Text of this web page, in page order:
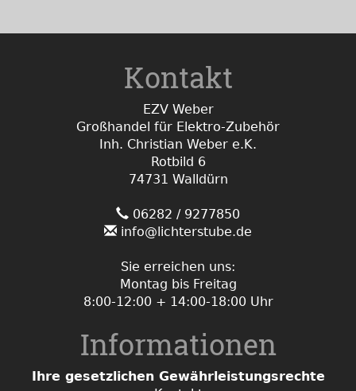
Kontakt
EZV Weber
Großhandel für Elektro-Zubehör
Inh. Christian Weber e.K.
Rotbild 6
74731 Walldürn
06282 / 9277850
info@lichterstube.de
Sie erreichen uns:
Montag bis Freitag
8:00-12:00 + 14:00-18:00 Uhr
Informationen
Ihre gesetzlichen Gewährleistungsrechte